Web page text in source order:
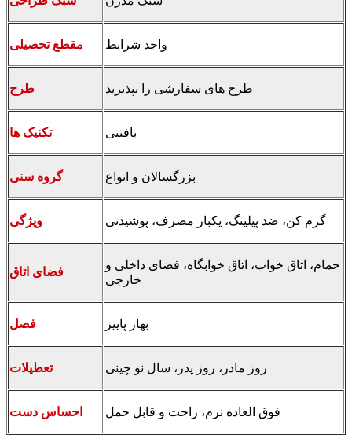
مقطع تحصیلی واجد شرایط
طرح طرح های سفارشی را بپذیرید
تکنیک ها بافتنی
گروه سنی بزرگسالان و انواع
ویژگی گرم کن، ضد پیلینگ، یکبار مصرف، پوشیدنی
فضای اتاق
حمام، اتاق خواب، اتاق خوابگاه، فضای داخلی و
خارجی
فصل بهار پاییز
تعطیلات روز مادر، روز پدر، سال نو چینی
احساس دست فوق العاده نرم، راحت و قابل حمل